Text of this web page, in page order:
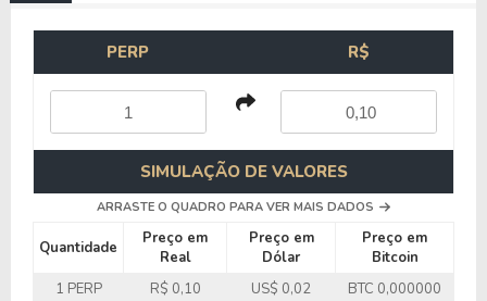
PERP R$
SIMULAÇÃO DE VALORES
ARRASTE O QUADRO PARA VER MAIS DADOS
Quantidade
Preço em
Real
Preço em
Dólar
Preço em
Bitcoin
1 PERP
R$ 0,10 US$ 0,02
BTC 0,000000